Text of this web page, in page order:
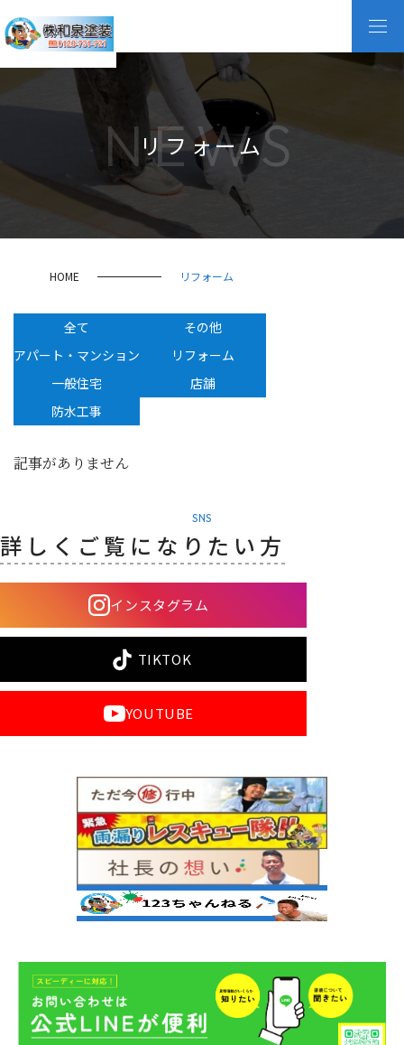
リフォーム
NEWS
HOME リフォーム
全て
その他
アパート・マンション
リフォーム
一般住宅
店舗
防水工事
記事がありません
SNS
詳しくご覧になりたい方
インスタグラム
TIKTOK
YOUTUBE